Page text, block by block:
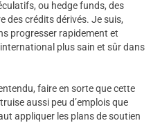
ou hedge funds, des
des crédits dérivés. Je suis,
progresser rapidement et
plus sain et sûr dans
faire en sorte que cette
aussi peu d’emplois que
appliquer les plans de soutien